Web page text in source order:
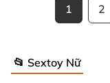
1 2
📂 Sextoy Nữ